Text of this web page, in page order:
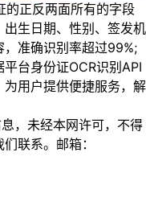
正反两面所有的字段
生日期、性别、签发机
准确识别率超过99%;
台身份证OCR识别API
用户提供便捷服务，解
，未经本网许可，不得
联系。邮箱：